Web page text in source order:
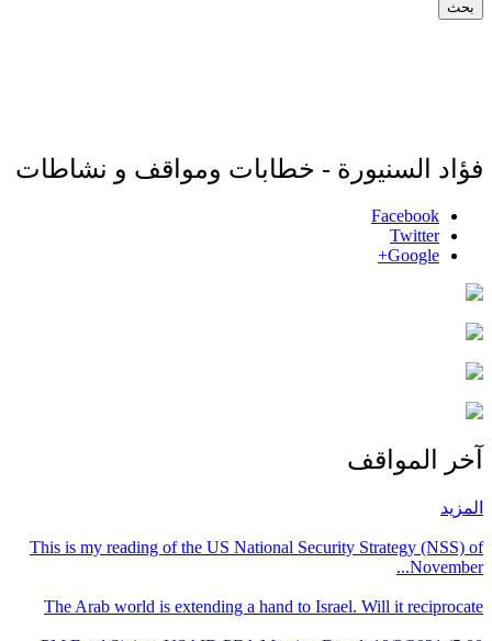
فؤاد السنيورة - خطابات ومواقف و نشاطات
Facebook
Twitter
Google+
آخر المواقف
المزيد
This is my reading of the US National Security Strategy (NSS) of
November...
The Arab world is extending a hand to Israel. Will it reciprocate